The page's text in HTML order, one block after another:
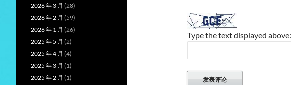
Type the text displayed above:
2026 年 3 月 (28)
2026 年 2 月 (59)
2026 年 1 月 (26)
2025 年 5 月 (2)
2025 年 4 月 (4)
2025 年 3 月 (1)
2025 年 2 月 (1)